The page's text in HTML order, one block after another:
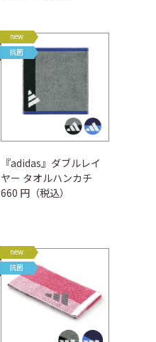
new
抗菌
『adidas』ダブルレイ
ヤー タオルハンカチ
660 円（税込）
new
抗菌